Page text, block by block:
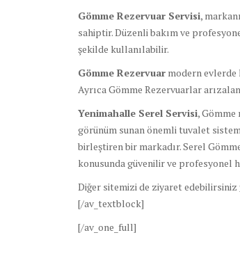
Gömme Rezervuar Servisi,
sahiptir. Düzenli bakım ve
şekilde kullanılabilir.
Gömme Rezervuar modern evlerde
Ayrıca Gömme Rezervuarlar
Yenimahalle Serel Servisi,
görünüm sunan önemli tuvalet
birleştiren bir markadır. Serel
konusunda güvenilir ve profesyonel
Diğer sitemizi de ziyaret edebilirsiniz
[/av_textblock]
[/av_one_full]